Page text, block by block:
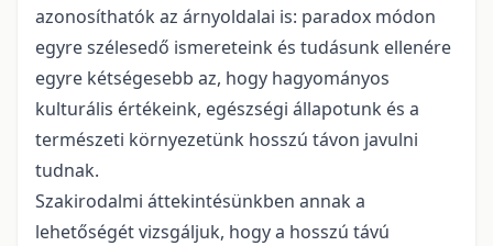
azonosíthatók az árnyoldalai is: paradox módon
egyre szélesedő ismereteink és tudásunk ellenére
egyre kétségesebb az, hogy hagyományos
kulturális értékeink, egészségi állapotunk és a
természeti környezetünk hosszú távon javulni
tudnak.
Szakirodalmi áttekintésünkben annak a
lehetőségét vizsgáljuk, hogy a hosszú távú